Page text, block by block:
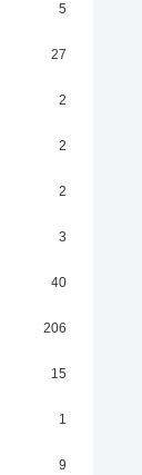
5
27
2
2
2
3
40
206
15
1
9